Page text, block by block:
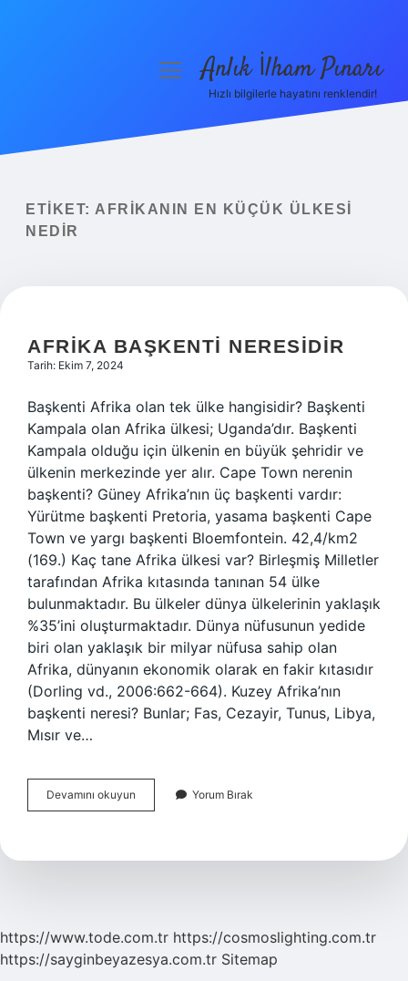
Yasal Uyarı
menüyüAnlık İlham Pınarı
Hızlı bilgilerle hayatını renklendir!
ETIKET: AFRIKANIN EN KÜÇÜK ÜLKESI
NEDIR
AFRIKA BAŞKENTI NERESIDIR
Tarih: Ekim 7, 2024
Başkenti Afrika olan tek ülke hangisidir? Başkenti
Kampala olan Afrika ülkesi; Uganda’dır. Başkenti
Kampala olduğu için ülkenin en büyük şehridir ve
ülkenin merkezinde yer alır. Cape Town nerenin
başkenti? Güney Afrika’nın üç başkenti vardır:
Yürütme başkenti Pretoria, yasama başkenti Cape
Town ve yargı başkenti Bloemfontein. 42,4/km2
(169.) Kaç tane Afrika ülkesi var? Birleşmiş Milletler
tarafından Afrika kıtasında tanınan 54 ülke
bulunmaktadır. Bu ülkeler dünya ülkelerinin yaklaşık
%35’ini oluşturmaktadır. Dünya nüfusunun yedide
biri olan yaklaşık bir milyar nüfusa sahip olan
Afrika, dünyanın ekonomik olarak en fakir kıtasıdır
(Dorling vd., 2006:662-664). Kuzey Afrika’nın
başkenti neresi? Bunlar; Fas, Cezayir, Tunus, Libya,
Mısır ve…
Devamını okuyun
Başkenti
Yorum Bırak
https://www.tode.com.tr https://cosmoslighting.com.tr
https://sayginbeyazesya.com.tr Sitemap